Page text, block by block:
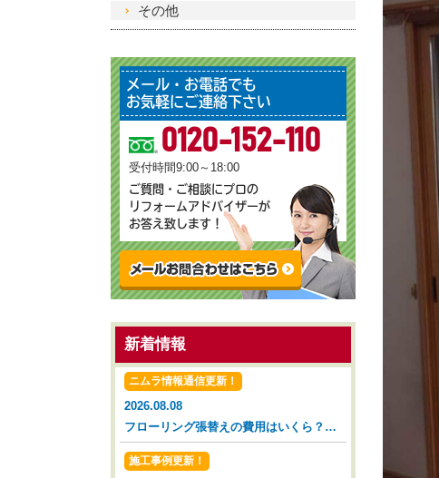
その他
メール・お電話でも
お気軽にご連絡下さい
0120-152-110
受付時間9:00～18:00
ご質問・ご相談にプロの
リフォームアドバイザーが
お答え致します！
新着情報
ニムラ情報通信更新！
2026.08.08
フローリング張替えの費用はいくら？タイミングと相場を解説【広島市 安佐南区 安佐北区】
施工事例更新！